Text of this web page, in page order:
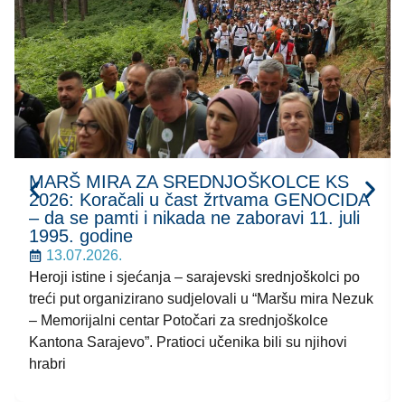
MARŠ MIRA ZA SREDNJOŠKOLCE KS
2026: Koračali u čast žrtvama GENOCIDA
– da se pamti i nikada ne zaboravi 11. juli
1995. godine
13.07.2026.
Heroji istine i sjećanja – sarajevski srednjoškolci po
treći put organizirano sudjelovali u “Maršu mira Nezuk
– Memorijalni centar Potočari za srednjoškolce
Kantona Sarajevo”. Pratioci učenika bili su njihovi
hrabri